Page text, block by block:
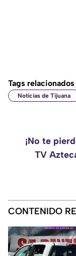
Tags relacionados
Noticias de Tijuana
¡No te
TV
CONTENIDO